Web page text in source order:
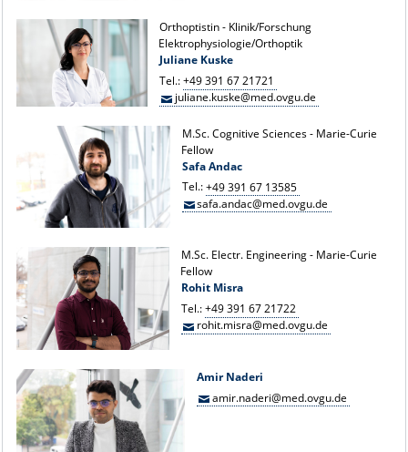
Orthoptistin - Klinik/Forschung
Elektrophysiologie/Orthoptik
Juliane Kuske
Tel.:+49 391 67 21721
juliane.kuske@med.ovgu.de
M.Sc. Cognitive Sciences - Marie-Curie
Fellow
Safa Andac
Tel.:+49 391 67 13585
safa.andac@med.ovgu.de
M.Sc. Electr. Engineering - Marie-Curie
Fellow
Rohit Misra
Tel.:+49 391 67 21722
rohit.misra@med.ovgu.de
Amir Naderi
amir.naderi@med.ovgu.de